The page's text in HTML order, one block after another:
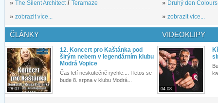
» The Silent Architect / Teramaze
» zobrazit více...
» Druhý den
» zobrazit více...
ČLÁNKY
28.07.
12. Koncert pro Kaštánka pod
širým nebem v legendárním klubu
Modrá Vopice
Čas letí neskutečně rychle.... I letos se
bude 8. srpna v klubu Modrá...
VIDEOKLIPY
04.08.